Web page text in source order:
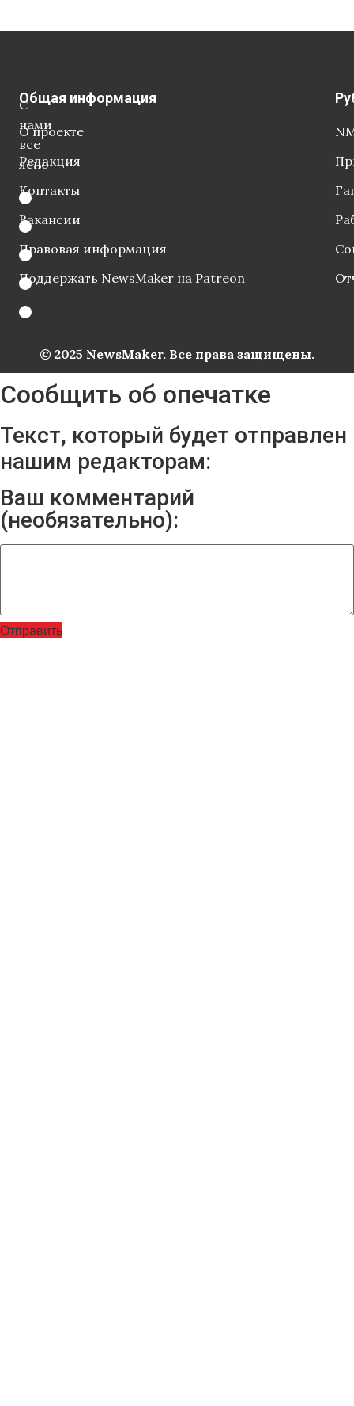
С
нами
все
ясно
Общая информация
О проекте
Редакция
Контакты
Вакансии
Правовая информация
Поддержать NewsMaker на Patreon
© 2025 NewsMaker. Все права защищены.
Сообщить об опечатке
Текст, который будет отправлен
нашим редакторам:
Ваш комментарий
(необязательно):
Отправить